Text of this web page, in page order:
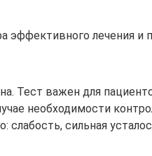
лечения и
Тест важен для
необходимости
сильная